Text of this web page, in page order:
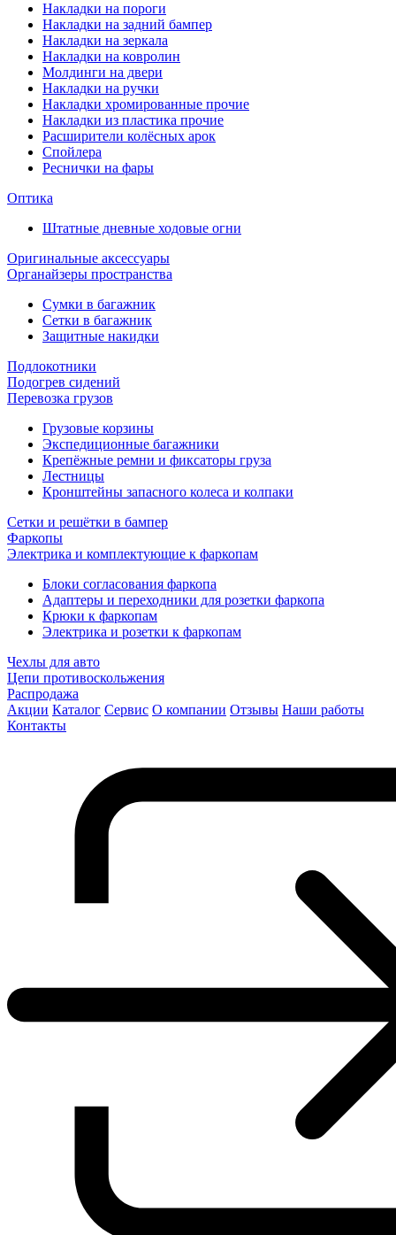
Накладки на пороги
Накладки на задний бампер
Накладки на зеркала
Накладки на ковролин
Молдинги на двери
Накладки на ручки
Накладки хромированные прочие
Накладки из пластика прочие
Расширители колёсных арок
Спойлера
Реснички на фары
Оптика
Штатные дневные ходовые огни
Оригинальные аксессуары
Органайзеры пространства
Сумки в багажник
Сетки в багажник
Защитные накидки
Подлокотники
Подогрев сидений
Перевозка грузов
Грузовые корзины
Экспедиционные багажники
Крепёжные ремни и фиксаторы груза
Лестницы
Кронштейны запасного колеса и колпаки
Сетки и решётки в бампер
Фаркопы
Электрика и комплектующие к фаркопам
Блоки согласования фаркопа
Адаптеры и переходники для розетки фаркопа
Крюки к фаркопам
Электрика и розетки к фаркопам
Чехлы для авто
Цепи противоскольжения
Распродажа
Акции Каталог Сервис О компании Отзывы Наши работы
Контакты